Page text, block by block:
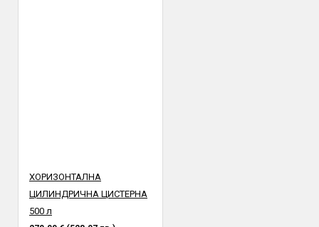
ХОРИЗОНТАЛНА
ЦИЛИНДРИЧНА ЦИСТЕРНА
500 л